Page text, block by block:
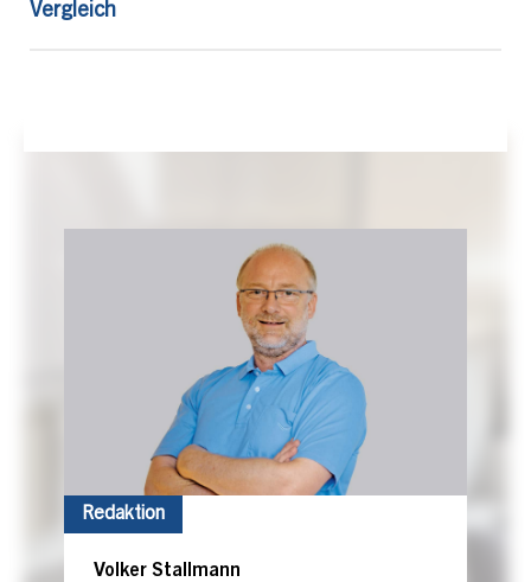
Vergleich
Redaktion
Volker Stallmann